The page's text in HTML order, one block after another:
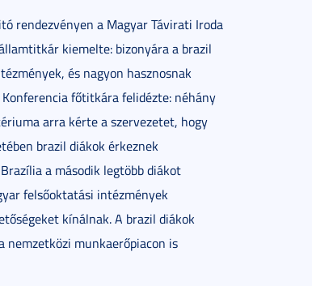
rendezvényen a Magyar Távirati Iroda
kiemelte: bizonyára a brazil
és nagyon hasznosnak
főtitkára felidézte: néhány
arra kérte a szervezetet, hogy
brazil diákok érkeznek
a második legtöbb diákot
felsőoktatási intézmények
kínálnak. A brazil diákok
nemzetközi munkaerőpiacon is